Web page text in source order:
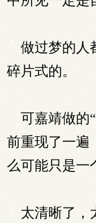
做过梦的人
碎片式的。
可嘉靖做的
前重现了一遍
么可能只是一
太清晰了，